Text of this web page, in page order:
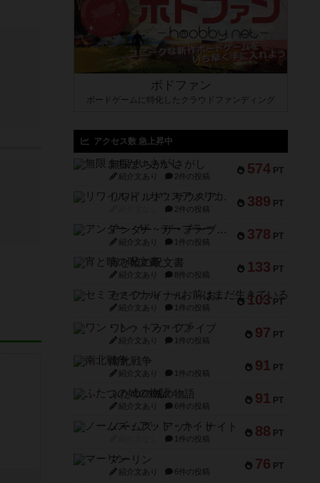
ボドファン
ボードゲームに特化したクラウドファンディング
アクセス数 急上昇中
574 PT
無限まちがいさがし
紹介文あり 2件の投稿
389 PT
リワイルド：サウスアメリカ
2件の投稿
378 PT
アンダー・ザ・テーブラー
紹介文あり 1件の投稿
133 PT
宵と暁の呪文書
紹介文あり 8件の投稿
103 PT
セミファイナル ～お前はまだ生きている～
紹介文あり 1件の投稿
97 PT
ワン・トゥ・ファイブ
紹介文あり 1件の投稿
91 PT
南北戦争
紹介文あり 1件の投稿
91 PT
ふたつの城の物語
紹介文あり 6件の投稿
88 PT
ノームズ・アット・ナイト
1件の投稿
76 PT
マーリン
紹介文あり 6件の投稿